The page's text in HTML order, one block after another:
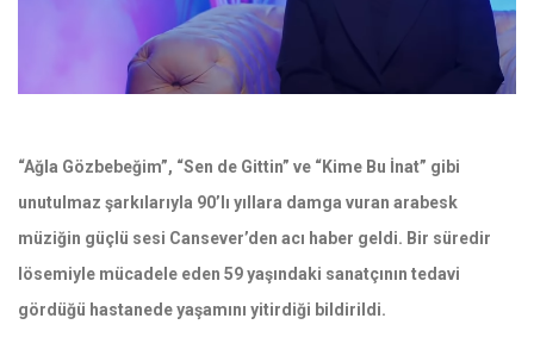
“Ağla Gözbebeğim”, “Sen de Gittin” ve “Kime Bu İnat” gibi
unutulmaz şarkılarıyla 90’lı yıllara damga vuran arabesk
müziğin güçlü sesi Cansever’den acı haber geldi. Bir süredir
lösemiyle mücadele eden 59 yaşındaki sanatçının tedavi
gördüğü hastanede yaşamını yitirdiği bildirildi.